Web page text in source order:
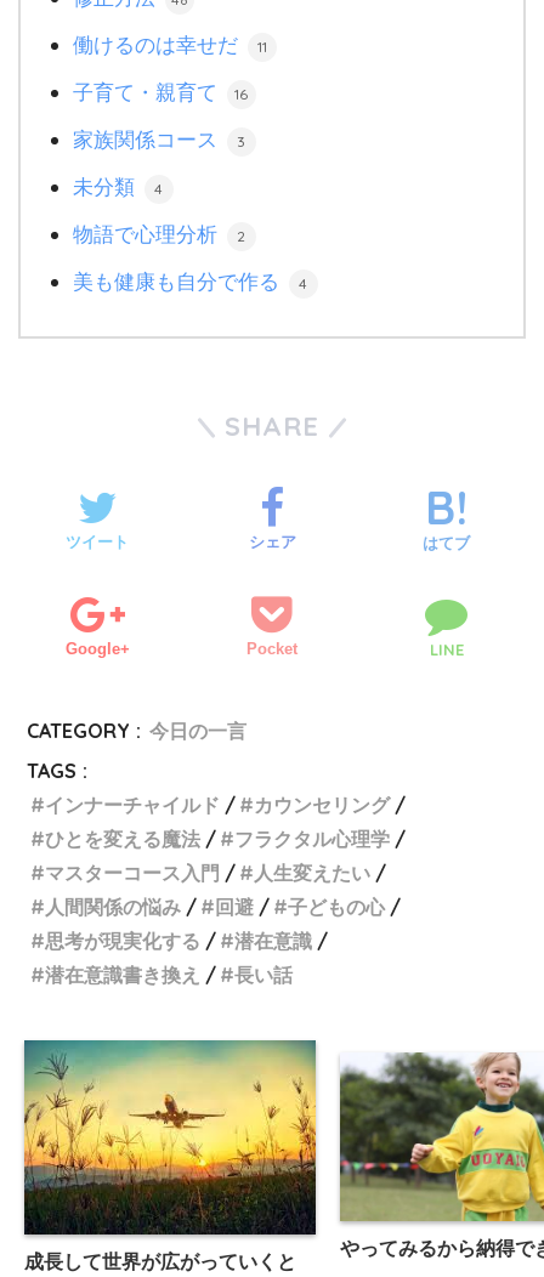
働けるのは幸せだ 11
子育て・親育て 16
家族関係コース 3
未分類 4
物語で心理分析 2
美も健康も自分で作る 4
SHARE
ツイート シェア はてブ
Google+ Pocket LINE
CATEGORY : 今日の一言
TAGS :
インナーチャイルド
カウンセリング
ひとを変える魔法
フラクタル心理学
マスターコース入門
人生変えたい
人間関係の悩み
回避
子どもの心
思考が現実化する
潜在意識
潜在意識書き換え
長い話
成長して世界が広がっていくと
やってみるから納得で